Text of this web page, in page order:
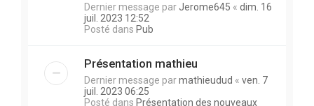
Dernier message par Jerome645 « dim. 16
juil. 2023 12:52
Posté dans Pub
Présentation mathieu
Dernier message parmathieudud « ven. 7
juil. 2023 06:25
Posté dans Présentation des nouveaux